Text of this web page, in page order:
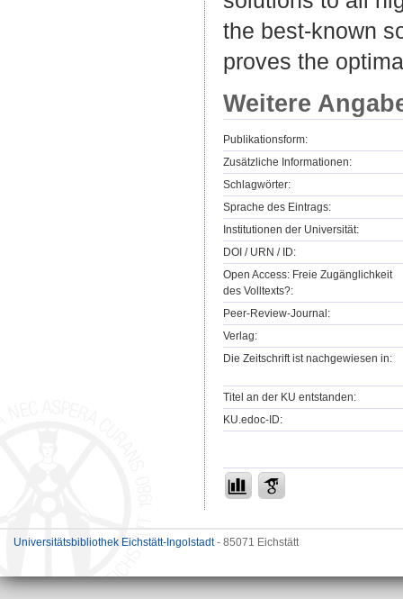
the best-known
proves the
Weitere
Publikationsform:
Zusätzliche Informationen:
Schlagwörter:
Sprache des Eintrags:
Institutionen der Universität:
DOI / URN / ID:
Open Access: Freie Zugänglichkeit
des Volltexts?:
Peer-Review-Journal:
Verlag:
Die Zeitschrift ist nachgewiesen in:
Titel an der KU entstanden:
KU.edoc-ID:
Universitätsbibliothek Eichstätt-Ingolstadt- 85071 Eichstätt